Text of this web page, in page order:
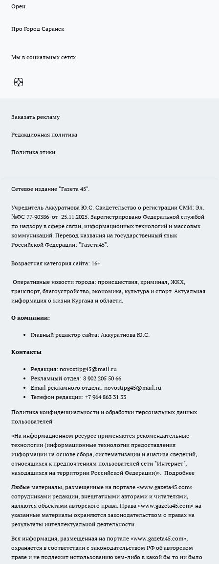
Орен
Про Город Саранск
Мы в социальных сетях
Заказать рекламу
Редакционная политика
Политика этики
Сетевое издание "Газета 45".
Учредитель Аккуратнова Ю.С. Свидетельство о регистрации СМИ: Эл.
№ФС 77-90386 от 25.11.2025. Зарегистрировано Федеральной службой
по надзору в сфере связи, информационных технологий и массовых
коммуникаций. Перевод названия на государственный язык
Российской Федерации: "Газета45".
Возрастная категория сайта: 16+
Оперативные новости города: происшествия, криминал, ЖКХ,
транспорт, благоустройство, экономика, культура и спорт. Актуальная
информация о жизни Кургана и области.
О компании:
Главный редактор сайта: Аккуратнова Ю.С.
Контакты
Редакция: novostipg45@mail.ru
Рекламный отдел: 8 902 205 50 66
Email рекламного отдела: novostipg45@mail.ru
Телефон редакции: +7 964 863 31 33
Политика конфиденциальности и обработки персональных данных
пользователей
«На информационном ресурсе применяются рекомендательные
технологии (информационные технологии предоставления
информации на основе сбора, систематизации и анализа сведений,
относящихся к предпочтениям пользователей сети "Интернет",
находящихся на территории Российской Федерации)». Подробнее
Любые материалы, размещенные на портале «www.gazeta45.com»
сотрудниками редакции, внештатными авторами и читателями,
являются объектами авторского права. Права «www.gazeta45.com» на
указанные материалы охраняются законодательством о правах на
результаты интеллектуальной деятельности.
Вся информация, размещенная на портале «www.gazeta45.com»,
охраняется в соответствии с законодательством РФ об авторском
праве и не подлежит использованию кем-либо в какой бы то ни было